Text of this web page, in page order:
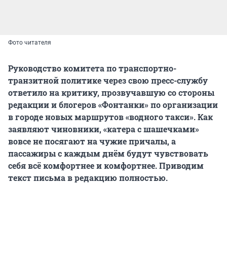
Фото читателя
Руководство комитета по транспортно-
транзитной политике через свою пресс-службу
ответило на критику, прозвучавшую со стороны
редакции и блогеров «Фонтанки» по организации
в городе новых маршрутов «водного такси». Как
заявляют чиновники, «катера с шашечками»
вовсе не посягают на чужие причалы, а
пассажиры с каждым днём будут чувствовать
себя всё комфортнее и комфортнее. Приводим
текст письма в редакцию полностью.